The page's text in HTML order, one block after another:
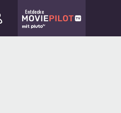
Entdecke